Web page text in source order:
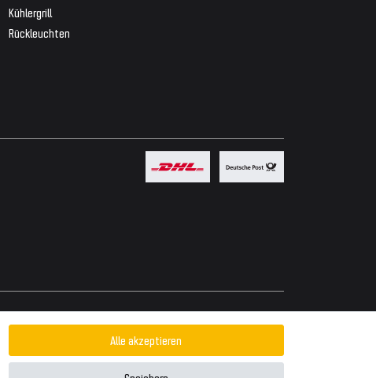
Alle akzeptieren
Kühlergrill
Rückleuchten
Powered by